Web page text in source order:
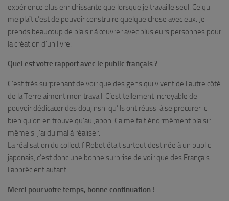
expérience plus enrichissante que lorsque je travaille seul. Ce qui
me plaît c’est de pouvoir construire quelque chose avec eux. Je
prends beaucoup de plaisir à œuvrer avec plusieurs personnes pour
la création d’un livre.
Quel est votre rapport avec le public français ?
C’est très surprenant de voir que des gens qui vivent de l’autre côté
de la Terre aiment mon travail. C’est tellement incroyable de
pouvoir dédicacer des doujinshi qu’ils ont réussi à se procurer ici
bien qu’on en trouve qu’au Japon. Ca me fait énormément plaisir
même si j’ai du mal à réaliser.
La réalisation du collectif Robot était surtout destinée à un public
japonais, c’est donc une bonne surprise de voir que des Français
l’apprécient autant.
Merci pour votre temps, bonne continuation !